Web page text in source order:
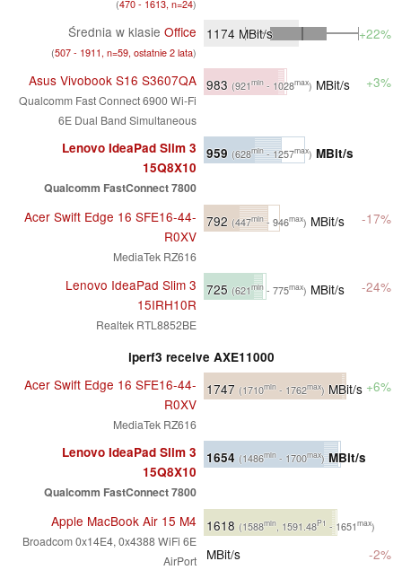
(470 - 1613, n=24)
Średnia w klasie Office
(507 - 1911, n=59, ostatnie 2 lata)
1174 MBit/s +22%
Asus Vivobook S16 S3607QA
Qualcomm Fast Connect 6900 Wi-Fi
6E Dual Band Simultaneous
983 (921min - 1028max) MBit/s +3%
Lenovo IdeaPad Slim 3
15Q8X10
Qualcomm FastConnect 7800
959 (628min- 1257max) MBit/s
Acer Swift Edge 16 SFE16-44-
R0XV
MediaTek RZ616
792 (447min- 946max) MBit/s -17%
Lenovo IdeaPad Slim 3
15IRH10R
Realtek RTL8852BE
725 (621min - 775max) MBit/s -24%
iperf3 receive AXE11000
Acer Swift Edge 16 SFE16-44-
R0XV
MediaTek RZ616
1747 (1710min - 1762max) MBit/s +6%
Lenovo IdeaPad Slim 3
15Q8X10
Qualcomm FastConnect 7800
1654 (1486min - 1700max)MBit/s
Apple MacBook Air 15 M4
Broadcom 0x14E4, 0x4388 WiFi 6E
AirPort
1618 (1588min , 1591.48P1 - 1651max)
MBit/s
-2%